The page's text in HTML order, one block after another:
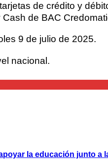
de crédito y
de BAC
9 de julio de 2025.
nacional.
la educación junto a